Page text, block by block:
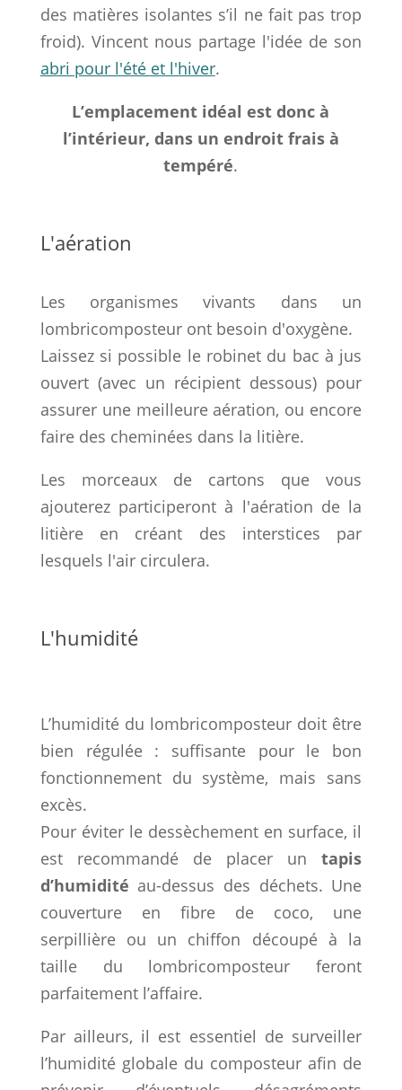
des matières isolantes s’il ne fait pas trop
froid). Vincent nous partage l'idée de son
abri pour l'été et l'hiver.
L’emplacement idéal est donc à
l’intérieur, dans un endroit frais à
tempéré.
L'aération
Les organismes vivants dans un
lombricomposteur ont besoin d'oxygène.
Laissez si possible le robinet du bac à jus
ouvert (avec un récipient dessous) pour
assurer une meilleure aération, ou encore
faire des cheminées dans la litière.
Les morceaux de cartons que vous
ajouterez participeront à l'aération de la
litière en créant des interstices par
lesquels l'air circulera.
L'humidité
L’humidité du lombricomposteur doit être
bien régulée : suffisante pour le bon
fonctionnement du système, mais sans
excès.
Pour éviter le dessèchement en surface, il
est recommandé de placer untapis
d’humidité au-dessus des déchets. Une
couverture en fibre de coco, une
serpillière ou un chiffon découpé à la
taille du lombricomposteur feront
parfaitement l’affaire.
Par ailleurs, il est essentiel de surveiller
l’humidité globale du composteur afin de